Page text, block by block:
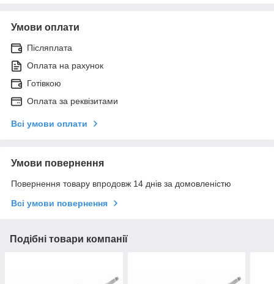
Умови оплати
Післяплата
Оплата на рахунок
Готівкою
Оплата за реквізитами
Всі умови оплати
Умови повернення
Повернення товару впродовж 14 днів за домовленістю
Всі умови повернення
Подібні товари компанії